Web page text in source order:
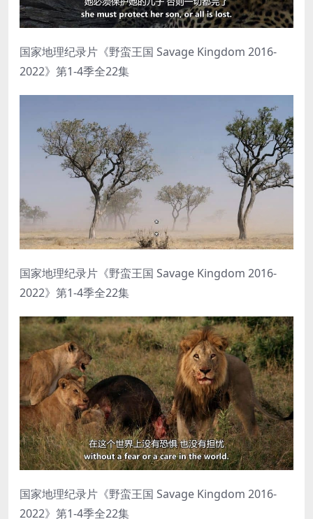
国家地理纪录片《野蛮王国 Savage Kingdom 2016-
2022》第1-4季全22集
国家地理纪录片《野蛮王国 Savage Kingdom 2016-
2022》第1-4季全22集
国家地理纪录片《野蛮王国 Savage Kingdom 2016-
2022》第1-4季全22集